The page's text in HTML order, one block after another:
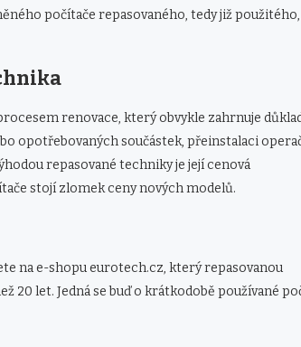
počítače repasovaného, tedy již použitého,
renovace, který obvykle zahrnuje
opotřebovaných součástek, přeinstalaci
repasované techniky je její cenová
stojí zlomek ceny nových modelů.
na e-shopu eurotech.cz, který repasovanou
20 let. Jedná se buď o krátkodobě používané